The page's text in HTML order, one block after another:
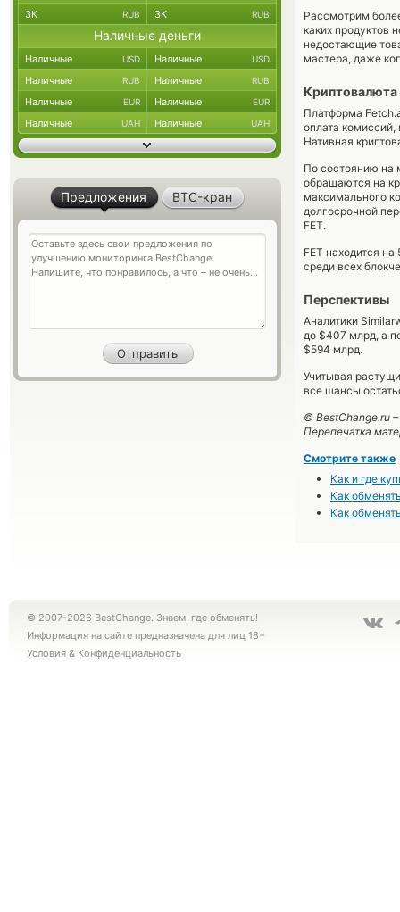
Рассмотрим
каких продуктов
недостающие
мастера, даже
Криптовалюта
Платформа
оплата
Нативная
По состоянию на
обращаются на
максимального
долгосрочной
FET.
FET находится
среди всех
Перспективы
Аналитики
до $407 млрд, а
$594 млрд.
Учитывая
все шансы
© BestChange.ru –
Перепечатка
Смотрите также
Как и где
Как
Как
ЗК RUB ЗК RUB
Наличные деньги
Наличные USD Наличные USD
Наличные RUB Наличные RUB
Наличные EUR Наличные EUR
Наличные UAH Наличные UAH
Предложения BTC-кран
© 2007-2026 BestChange. Знаем, где обменять!
Информация на сайте предназначена для лиц 18+
Условия & Конфиденциальность